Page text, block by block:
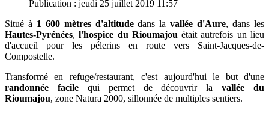
Publication : jeudi 25 juillet 2019 11:57
Situé à 1 600 mètres d'altitudedans lavallée d'Aure, dans les
Hautes-Pyrénées,l'hospice du Rioumajou était autrefois un lieu
d'accueil pour les pélerins en route vers Saint-Jacques-de-
Compostelle.
Transformé en refuge/restaurant, c'est aujourd'hui le but d'une
randonnée facilequi permet de découvrir lavallée du
Rioumajou, zone Natura 2000, sillonnée de multiples sentiers.